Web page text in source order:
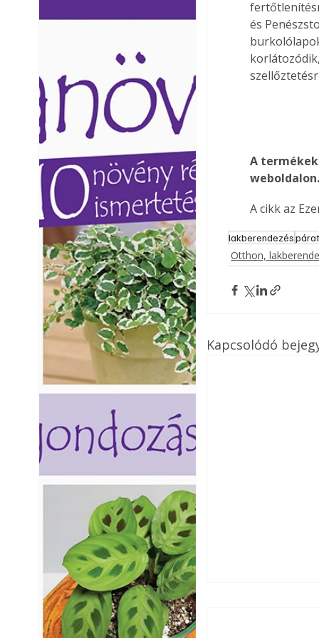
Ezermester
Laptapir kényelmes
mert: – t
és
A
A cikk az
lakberendezés
Otthon,
Kapcsolódó